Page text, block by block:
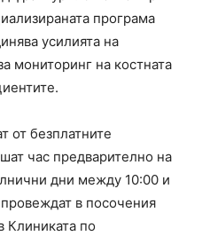
програма
усилията на
мониторинг на костната
от безплатните
час предварително на
дни между 10:00 и
в посочения
Клиниката по